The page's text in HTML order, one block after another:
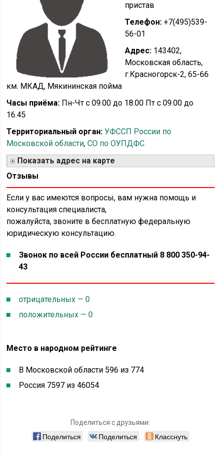
пристав
Телефон: +7(495)539-
56-01
Адрес: 143402,
Московская область,
г.Красногорск-2, 65-66
км. МКАД, Мякининская пойма
Часы приёма: Пн-Чт с 09.00 до 18.00 Пт с 09.00 до
16.45
Территориальный орган: УФССП России по
Московской области,СО по ОУПДФС
Показать адрес на карте
Отзывы
Если у вас имеются вопросы, вам нужна помощь и
консультация специалиста,
пожалуйста, звоните в бесплатную федеральную
юридическую консультацию.
Звонок по всей России бесплатный 8 800 350-94-
43
отрицательных — 0
положительных — 0
Место в народном рейтинге
В Московской области 596 из 774
Россия 7597 из 46054
Поделиться с друзьями:
Поделиться Поделиться Класснуть